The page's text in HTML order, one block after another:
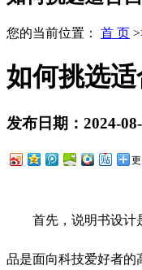
您的当前位置： 首 页
如何挑选
发布日期： 2024-
首先，说明书设计
品是面向科技爱好者的